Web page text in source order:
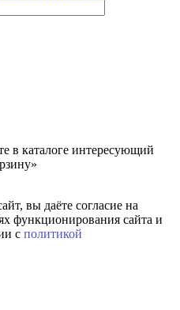
в каталоге интересующий
вы даёте согласие на
функционирования сайта и
с политикой